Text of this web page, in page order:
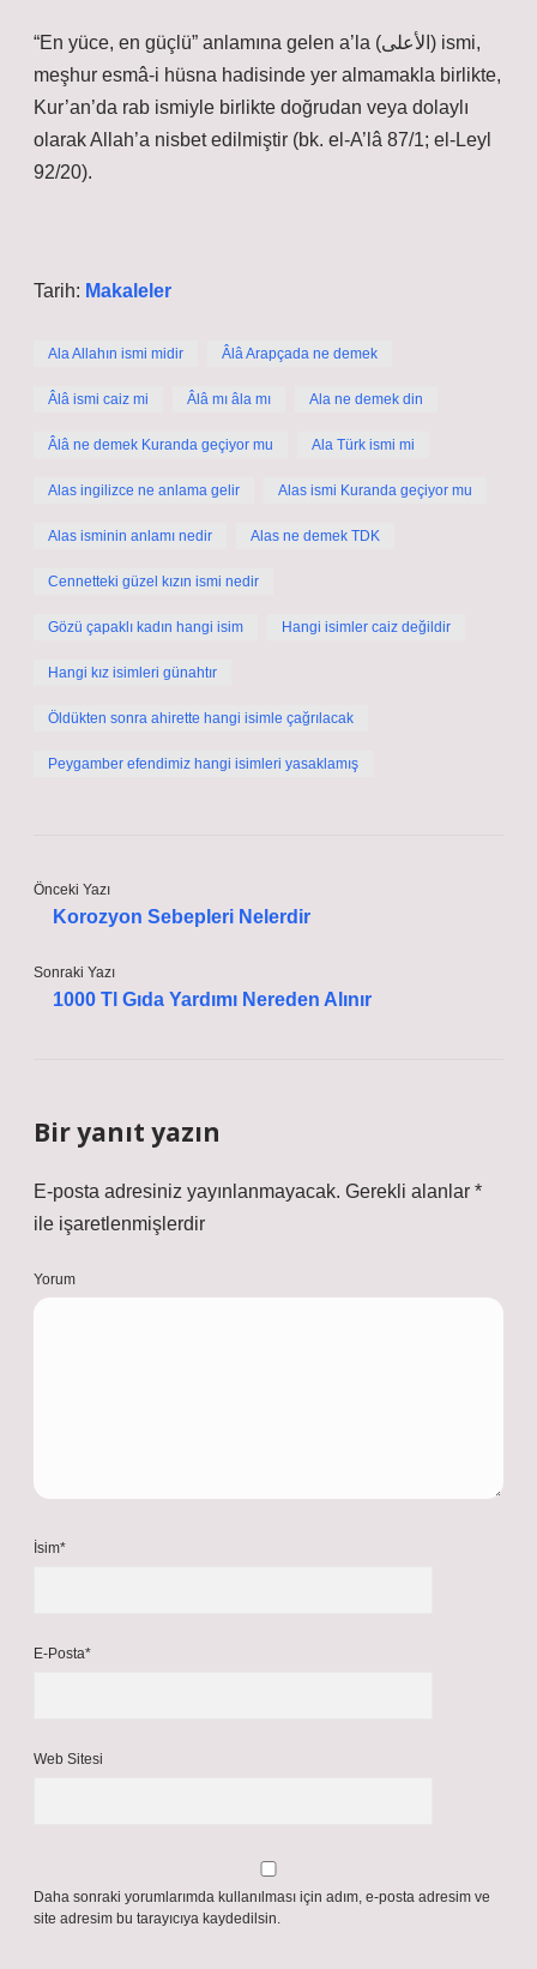
“En yüce, en güçlü” anlamına gelen a’la (الأعلى) ismi,
meşhur esmâ-i hüsna hadisinde yer almamakla birlikte,
Kur’an’da rab ismiyle birlikte doğrudan veya dolaylı
olarak Allah’a nisbet edilmiştir (bk. el-A’lâ 87/1; el-Leyl
92/20).
Tarih: Makaleler
Ala Allahın ismi midir Âlâ Arapçada ne demek
Âlâ ismi caiz mi Âlâ mı âla mı Ala ne demek din
Âlâ ne demek Kuranda geçiyor mu Ala Türk ismi mi
Alas ingilizce ne anlama gelir Alas ismi Kuranda geçiyor mu
Alas isminin anlamı nedir Alas ne demek TDK
Cennetteki güzel kızın ismi nedir
Gözü çapaklı kadın hangi isim Hangi isimler caiz değildir
Hangi kız isimleri günahtır
Öldükten sonra ahirette hangi isimle çağrılacak
Peygamber efendimiz hangi isimleri yasaklamış
Önceki Yazı
Korozyon Sebepleri Nelerdir
Sonraki Yazı
1000 Tl Gıda Yardımı Nereden Alınır
Bir yanıt yazın
E-posta adresiniz yayınlanmayacak. Gerekli alanlar *
ile işaretlenmişlerdir
Yorum
İsim*
E-Posta*
Web Sitesi
Daha sonraki yorumlarımda kullanılması için adım, e-posta adresim ve
site adresim bu tarayıcıya kaydedilsin.